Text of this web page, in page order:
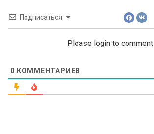
Подписаться
Please login to comment
0 КОММЕНТАРИЕВ